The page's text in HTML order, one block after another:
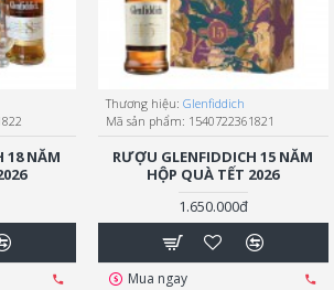
18 NĂM
Thương hiệu: Glenfiddich
Mã sản phẩm: 1540722361821
RƯỢU GLENFIDDICH 15 NĂM
HỘP QUÀ TẾT 2026
1.650.000đ
Mua ngay